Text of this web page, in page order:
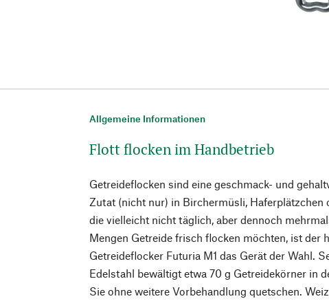
Allgemeine Informationen
Flott flocken im Handbetrieb
Getreideflocken sind eine geschmack- und
Zutat (nicht nur) in Birchermüsli, Haferplätzchen
die vielleicht nicht täglich, aber dennoch
Mengen Getreide frisch flocken möchten, ist der
Getreideflocker Futuria M1 das Gerät der Wahl.
Edelstahl bewältigt etwa 70 g Getreidekörner in
Sie ohne weitere Vorbehandlung quetschen.